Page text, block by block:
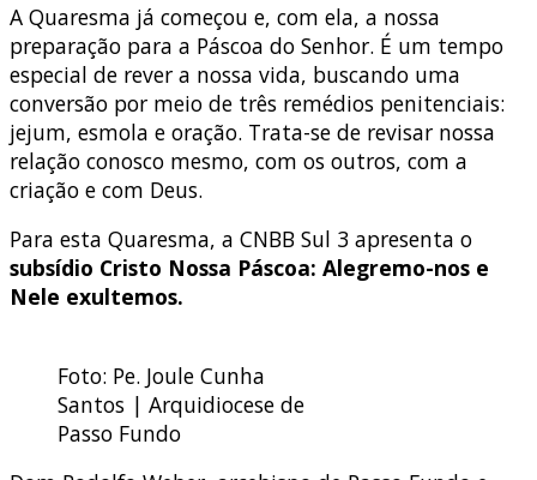
A Quaresma já começou e, com ela, a nossa
preparação para a Páscoa do Senhor. É um tempo
especial de rever a nossa vida, buscando uma
conversão por meio de três remédios penitenciais:
jejum, esmola e oração. Trata-se de revisar nossa
relação conosco mesmo, com os outros, com a
criação e com Deus.
Para esta Quaresma, a CNBB Sul 3 apresenta o
subsídio Cristo Nossa Páscoa: Alegremo-nos e
Nele exultemos.
Foto: Pe. Joule Cunha
Santos | Arquidiocese de
Passo Fundo